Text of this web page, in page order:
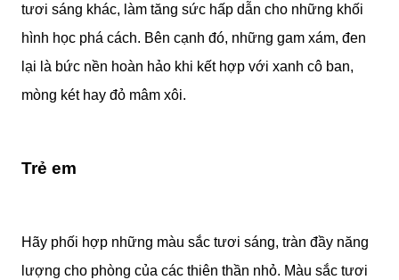
tươi sáng khác, làm tăng sức hấp dẫn cho những khối
hình học phá cách. Bên cạnh đó, những gam xám, đen
lại là bức nền hoàn hảo khi kết hợp với xanh cô ban,
mòng két hay đỏ mâm xôi.
Trẻ em
Hãy phối hợp những màu sắc tươi sáng, tràn đầy năng
lượng cho phòng của các thiên thần nhỏ. Màu sắc tươi